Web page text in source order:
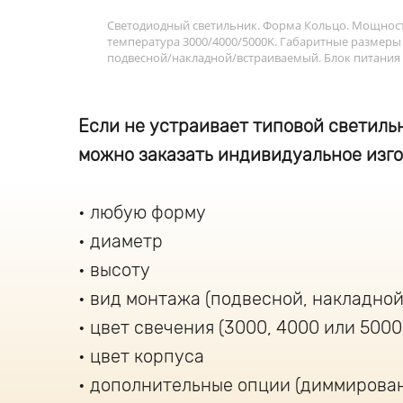
Светодиодный светильник. Форма Кольцо.
температура 3000/4000/5000K. Габаритные
подвесной/накладной/встраиваемый. Блок
Если не устраивает типовой
можно заказать индивидуальное
любую форму
диаметр
высоту
вид монтажа (подвесной,
цвет свечения (3000, 4000 или
цвет корпуса
дополнительные опции